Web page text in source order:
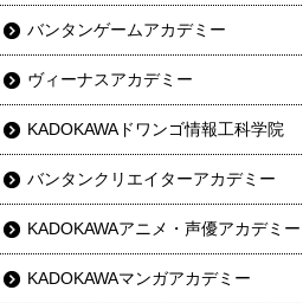
バンタンゲームアカデミー
ヴィーナスアカデミー
KADOKAWAドワンゴ情報工科学院
バンタンクリエイターアカデミー
KADOKAWAアニメ・声優アカデミー
KADOKAWAマンガアカデミー